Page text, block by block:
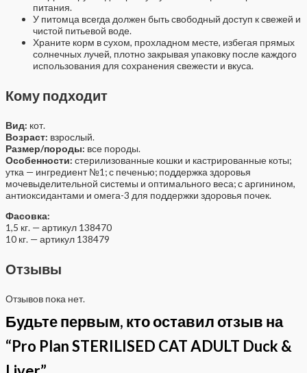
питания.
У питомца всегда должен быть свободный доступ к свежей и
чистой питьевой воде.
Храните корм в сухом, прохладном месте, избегая прямых
солнечных лучей, плотно закрывая упаковку после каждого
использования для сохранения свежести и вкуса.
Кому подходит
Вид: кот.
Возраст: взрослый.
Размер/породы: все породы.
Особенности: стерилизованные кошки и кастрированные коты;
утка — ингредиент №1; с печенью; поддержка здоровья
мочевыделительной системы и оптимального веса; с аргинином,
антиоксидантами и омега-3 для поддержки здоровья почек.
Фасовка:
1,5 кг. — артикул 138470
10 кг. — артикул 138479
Отзывы
Отзывов пока нет.
Будьте первым, кто оставил отзыв на
“Pro Plan STERILISED CAT ADULT Duck &